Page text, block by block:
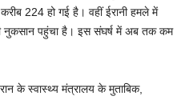
224 हो गई है। वहीं ईरानी हमले में
नुकसान पहुंचा है। इस संघर्ष में अब तक कम
के स्वास्थ्य मंत्रालय के मुताबिक,